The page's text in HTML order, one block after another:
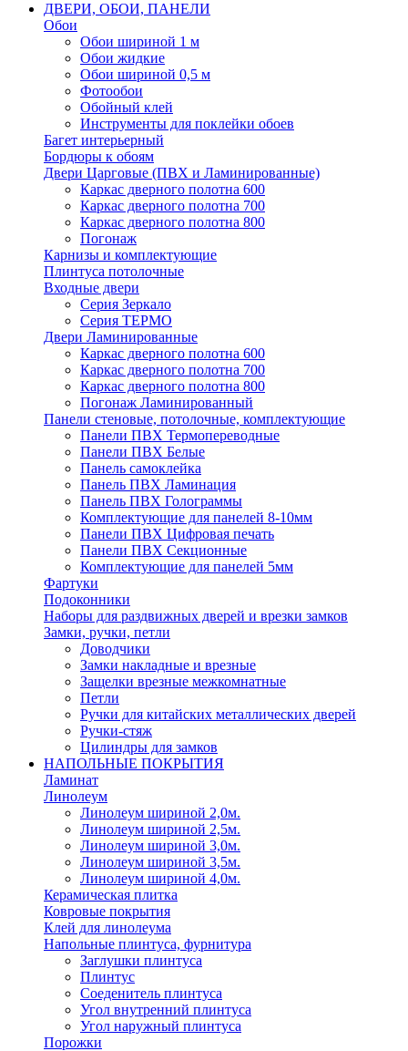
ДВЕРИ, ОБОИ, ПАНЕЛИ
Обои
Обои шириной 1 м
Обои жидкие
Обои шириной 0,5 м
Фотообои
Обойный клей
Инструменты для поклейки обоев
Багет интерьерный
Бордюры к обоям
Двери Царговые (ПВХ и Ламинированные)
Каркас дверного полотна 600
Каркас дверного полотна 700
Каркас дверного полотна 800
Погонаж
Карнизы и комплектующие
Плинтуса потолочные
Входные двери
Серия Зеркало
Серия ТЕРМО
Двери Ламинированные
Каркас дверного полотна 600
Каркас дверного полотна 700
Каркас дверного полотна 800
Погонаж Ламинированный
Панели стеновые, потолочные, комплектующие
Панели ПВХ Термопереводные
Панели ПВХ Белые
Панель самоклейка
Панель ПВХ Ламинация
Панель ПВХ Голограммы
Комплектующие для панелей 8-10мм
Панели ПВХ Цифровая печать
Панели ПВХ Секционные
Комплектующие для панелей 5мм
Фартуки
Подоконники
Наборы для раздвижных дверей и врезки замков
Замки, ручки, петли
Доводчики
Замки накладные и врезные
Защелки врезные межкомнатные
Петли
Ручки для китайских металлических дверей
Ручки-стяж
Цилиндры для замков
НАПОЛЬНЫЕ ПОКРЫТИЯ
Ламинат
Линолеум
Линолеум шириной 2,0м.
Линолеум шириной 2,5м.
Линолеум шириной 3,0м.
Линолеум шириной 3,5м.
Линолеум шириной 4,0м.
Керамическая плитка
Ковровые покрытия
Клей для линолеума
Напольные плинтуса, фурнитура
Заглушки плинтуса
Плинтус
Соеденитель плинтуса
Угол внутренний плинтуса
Угол наружный плинтуса
Порожки